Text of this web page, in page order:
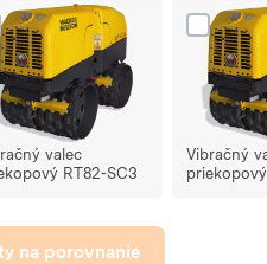
RT82-SC2 do porównania
produkt Vibračný valec
valec
RT82-SC3
Dodaj
Vibračný
na porovnanie